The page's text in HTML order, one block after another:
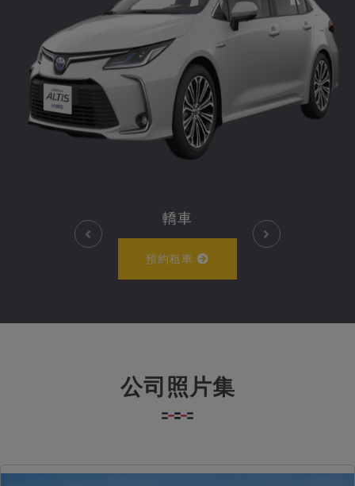
轎車
預約租車
公司照片集